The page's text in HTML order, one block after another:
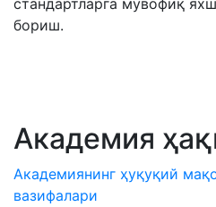
стандартларга мувофиқ
бориш.
Академия
Академиянинг ҳуқуқий
вазифалари